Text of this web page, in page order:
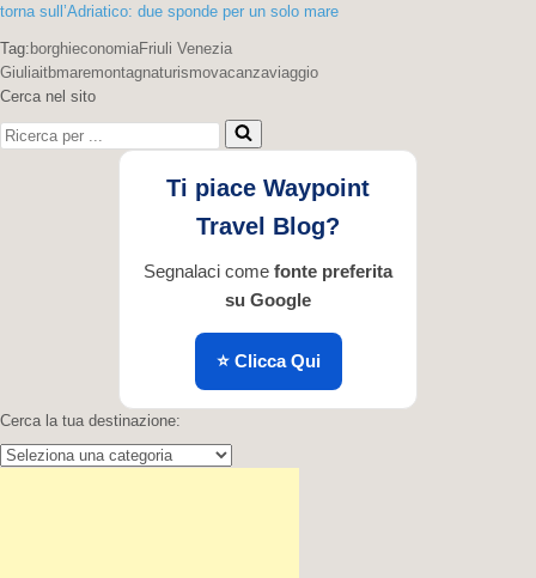
torna sull’Adriatico: due sponde per un solo mare
Tag:borghieconomiaFriuli Venezia
Giuliaitbmaremontagnaturismovacanzaviaggio
Cerca nel sito
Ricerca
per
Ti piace Waypoint
Travel Blog?
Segnalaci come fonte preferita
su Google
⭐ Clicca Qui
Cerca la tua destinazione:
Cerca